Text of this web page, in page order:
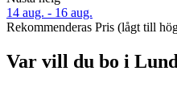
14 aug. - 16 aug.
Rekommenderas Pris (lågt till
Var vill du bo i